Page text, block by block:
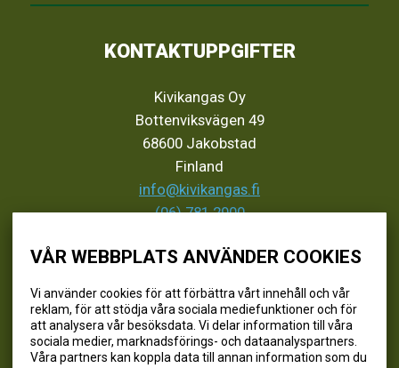
VÅR WEBBPLATS ANVÄNDER COOKIES
Vi använder cookies för att förbättra vårt innehåll och vår
reklam, för att stödja våra sociala mediefunktioner och för
att analysera vår besöksdata. Vi delar information till våra
sociala medier, marknadsförings- och dataanalyspartners.
Våra partners kan koppla data till annan information som du
KONTAKTUPPGIFTER
Kivikangas Oy
Bottenviksvägen 49
68600 Jakobstad
Finland
info@kivikangas.fi
(06) 781 2900
SEURAA MEITÄ
@kivikangaskalastus
@kivikangaskasvihuoneet